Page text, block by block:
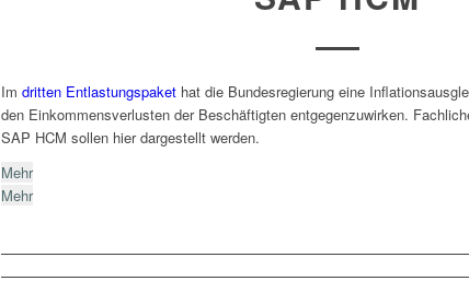
Im dritten Entlastungspaket hat die Bundesregierung eine
den Einkommensverlusten der Beschäftigten entgegenzuwirken.
SAP HCM sollen hier dargestellt werden.
Mehr
Mehr